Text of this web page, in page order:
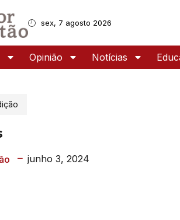
sex, 7 agosto 2026
Opinião Notícias
junho 3, 2024